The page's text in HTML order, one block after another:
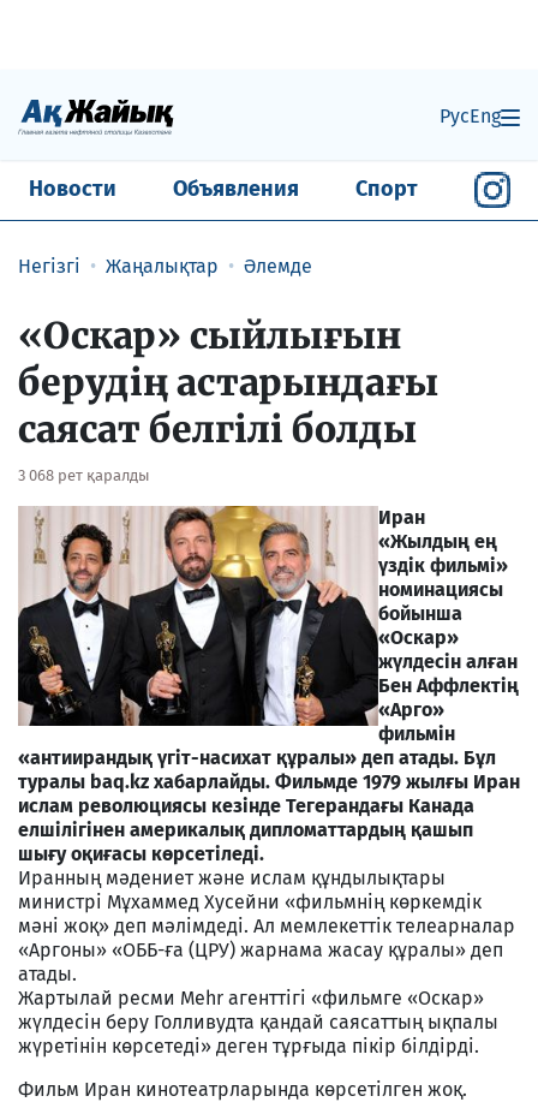
РусEng
Новости Объявления Спорт
Негізгі Жаңалықтар Әлемде
«Оскар» сыйлығын
берудің астарындағы
саясат белгілі болды
3 068 рет қаралды
Иран
«Жылдың ең
үздік фильмі»
номинациясы
бойынша
«Оскар»
жүлдесін алған
Бен Аффлектің
«Арго»
фильмін
«антиирандық үгіт-насихат құралы» деп атады. Бұл
туралы baq.kz хабарлайды. Фильмде 1979 жылғы Иран
ислам революциясы кезінде Тегерандағы Канада
елшілігінен америкалық дипломаттардың қашып
шығу оқиғасы көрсетіледі.
Иранның мәдениет және ислам құндылықтары
министрі Мұхаммед Хусейни «фильмнің көркемдік
мәні жоқ» деп мәлімдеді. Ал мемлекеттік телеарналар
«Аргоны» «ОББ-ға (ЦРУ) жарнама жасау құралы» деп
атады.
Жартылай ресми Mehr агенттігі «фильмге «Оскар»
жүлдесін беру Голливудта қандай саясаттың ықпалы
жүретінін көрсетеді» деген тұрғыда пікір білдірді.
Фильм Иран кинотеатрларында көрсетілген жоқ.